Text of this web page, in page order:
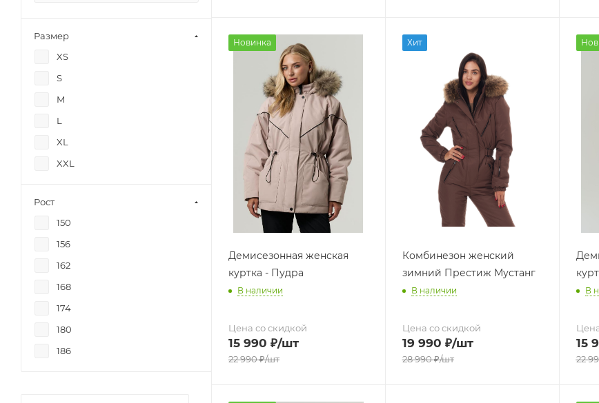
Новинка
Демисезонная женская
куртка - Пудра
В наличии
Цена со скидкой
15 990 ₽/шт
22 990₽/шт
Хит
Комбинезон женский
зимний Престиж Мустанг
В наличии
Цена со скидкой
19 990 ₽/шт
28 990₽/шт
В
15
22
Размер
XS
S
M
L
XL
XXL
Рост
150
156
162
168
174
180
186